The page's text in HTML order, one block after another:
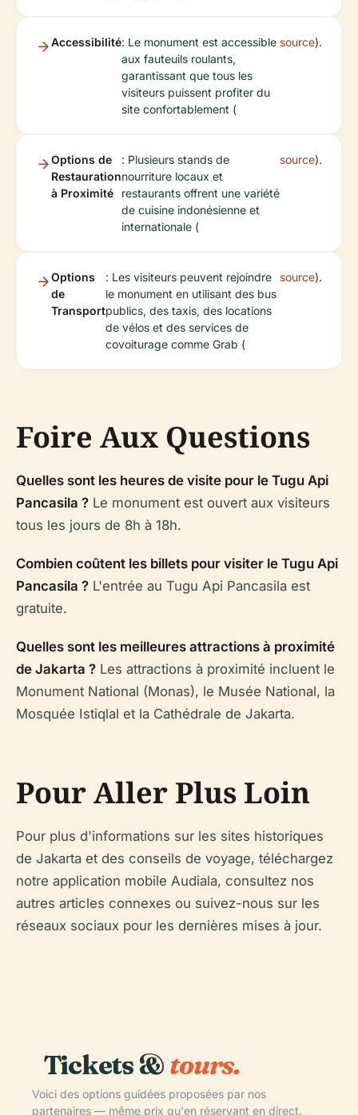
Accessibilité: Le monument est accessible
aux fauteuils roulants,
garantissant que tous les
visiteurs puissent profiter du
site confortablement (
source).
Options de
Restauration
à Proximité
: Plusieurs stands de
nourriture locaux et
restaurants offrent une variété
de cuisine indonésienne et
internationale (
source).
Options
de
Transport
: Les visiteurs peuvent rejoindre
le monument en utilisant des bus
publics, des taxis, des locations
de vélos et des services de
covoiturage comme Grab (
source).
Foire Aux Questions
Quelles sont les heures de visite pour le Tugu Api
Pancasila ? Le monument est ouvert aux visiteurs
tous les jours de 8h à 18h.
Combien coûtent les billets pour visiter le Tugu Api
Pancasila ? L'entrée au Tugu Api Pancasila est
gratuite.
Quelles sont les meilleures attractions à proximité
de Jakarta ? Les attractions à proximité incluent le
Monument National (Monas), le Musée National, la
Mosquée Istiqlal et la Cathédrale de Jakarta.
Pour Aller Plus Loin
Pour plus d'informations sur les sites historiques
de Jakarta et des conseils de voyage, téléchargez
notre application mobile Audiala, consultez nos
autres articles connexes ou suivez-nous sur les
réseaux sociaux pour les dernières mises à jour.
Tickets &tours.
Voici des options guidées proposées par nos
partenaires — même prix qu'en réservant en direct.